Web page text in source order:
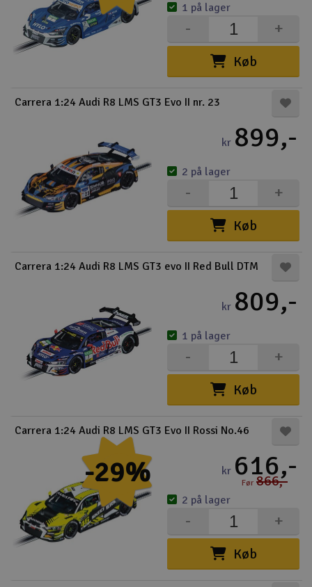
Køb
+
-
1 på lager
Carrera 1:24 Audi R8 LMS GT3 Evo II nr. 23
kr 899,-
Køb
+
-
2 på lager
Carrera 1:24 Audi R8 LMS GT3 evo II Red Bull DTM
kr 809,-
Køb
+
-
1 på lager
-29%
Carrera 1:24 Audi R8 LMS GT3 Evo II Rossi No.46
kr 616,-
Før 866,-
Køb
+
-
2 på lager